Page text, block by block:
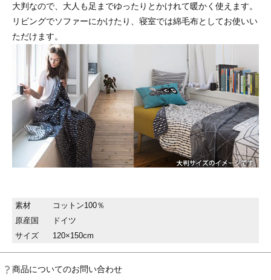
大判なので、大人も足までゆったりとかけれて暖かく使えます。
リビングでソファーにかけたり、寝室では綿毛布としてお使いい
ただけます。
素材
コットン100％
原産国
ドイツ
サイズ
120×150cm
商品についてのお問い合わせ